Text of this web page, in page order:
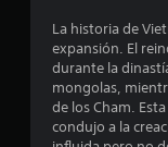
La historia de
expansión. El
durante la
mongolas,
de los Cham.
condujo a la